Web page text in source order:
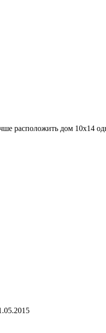
расположить дом 10х14